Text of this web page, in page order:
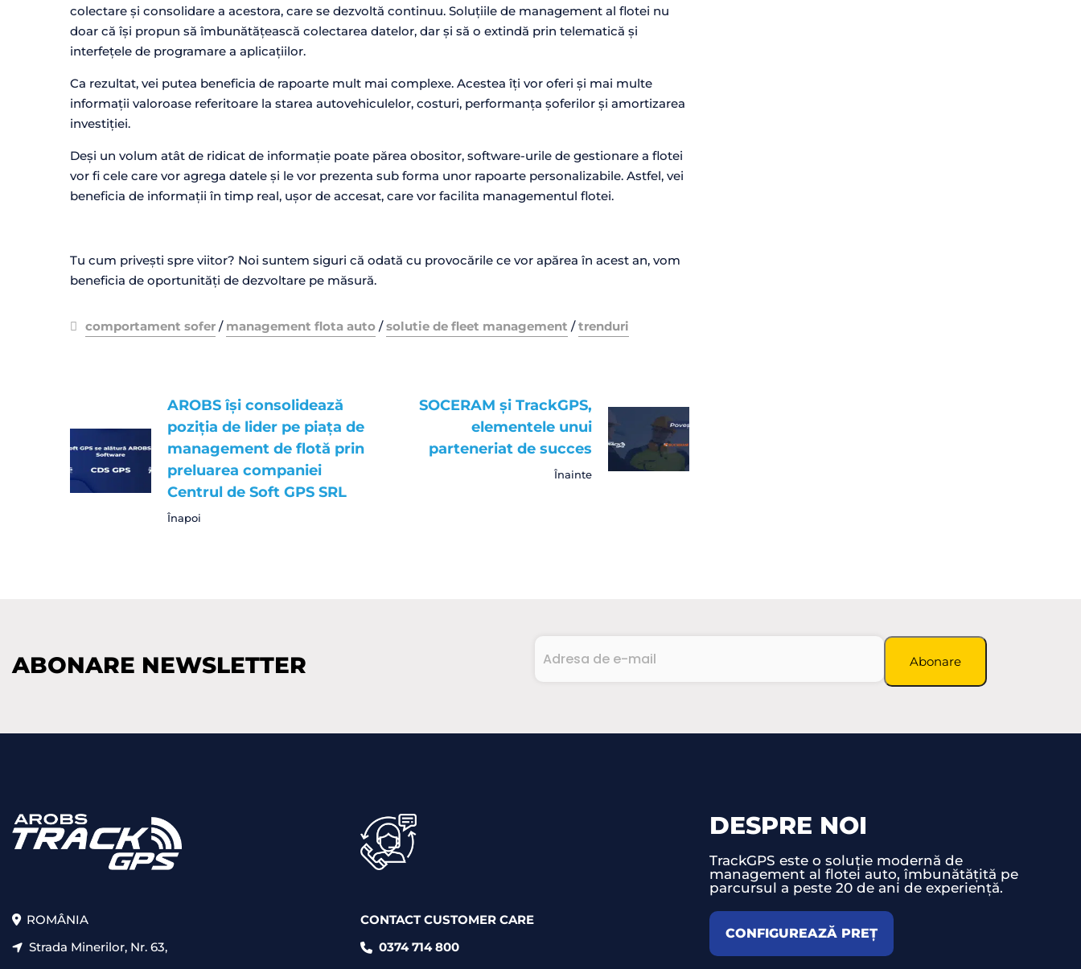
colectare și consolidare a acestora, care se dezvoltă continuu. Soluțiile de management al flotei nu
doar că își propun să îmbunătățească colectarea datelor, dar și să o extindă prin telematică și
interfețele de programare a aplicațiilor.
Ca rezultat, vei putea beneficia de rapoarte mult mai complexe. Acestea îți vor oferi și mai multe
informații valoroase referitoare la starea autovehiculelor, costuri, performanța șoferilor și amortizarea
investiției.
Deși un volum atât de ridicat de informație poate părea obositor, software-urile de gestionare a flotei
vor fi cele care vor agrega datele și le vor prezenta sub forma unor rapoarte personalizabile. Astfel, vei
beneficia de informații în timp real, ușor de accesat, care vor facilita managementul flotei.
Tu cum privești spre viitor? Noi suntem siguri că odată cu provocările ce vor apărea în acest an, vom
beneficia de oportunități de dezvoltare pe măsură.
comportament sofer / management flota auto /solutie de fleet management /trenduri
AROBS își consolidează
poziția de lider pe piața de
management de flotă prin
preluarea companiei
Centrul de Soft GPS SRL
Înapoi
SOCERAM și TrackGPS,
elementele unui
parteneriat de succes
Înainte
ABONARE NEWSLETTER
de
Abonare
ROMÂNIA
Strada Minerilor, Nr. 63,
CONTACT CUSTOMER CARE
0374 714 800
DESPRE NOI
TrackGPS este o soluție modernă de
management al flotei auto, îmbunătățită pe
parcursul a peste 20 de ani de experiență.
CONFIGUREAZĂ PREȚ